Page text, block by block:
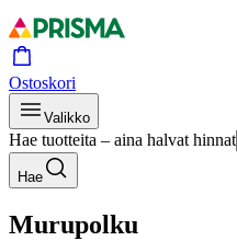
Ostoskori
Valikko
Hae tuotteita – aina halvat hinnat
Hae
Murupolku